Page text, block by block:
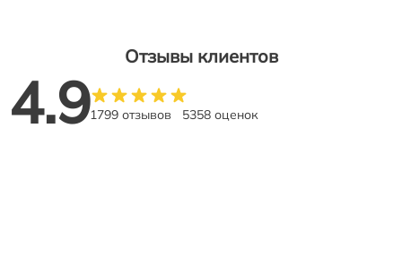
Отзывы клиентов
4.91799 отзывов 5358 оценок